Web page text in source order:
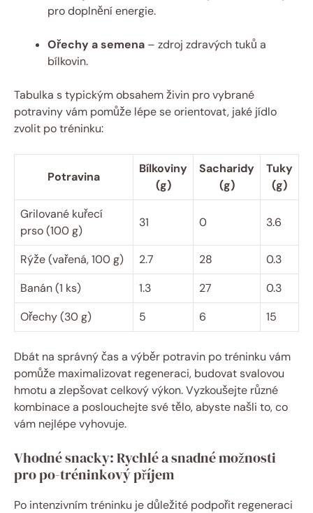
pro doplnění energie.
Ořechy a semena – zdroj zdravých tuků a
bílkovin.
Tabulka s typickým obsahem živin pro vybrané
potraviny vám pomůže lépe se orientovat, jaké jídlo
zvolit po tréninku:
Potravina
Bílkoviny
(g)
Sacharidy
(g)
Tuky
(g)
Grilované kuřecí
prso (100 g)
31 0 3.6
Rýže (vařená, 100 g) 2.7 28
0.3
Banán (1 ks)
1.3 27
0.3
Ořechy (30 g)
5 6 15
Dbát na správný čas a výběr potravin po tréninku vám
pomůže maximalizovat regeneraci, budovat svalovou
hmotu a zlepšovat celkový výkon. Vyzkoušejte různé
kombinace a poslouchejte své tělo, abyste našli to, co
vám nejlépe vyhovuje.
Vhodné snacky: Rychlé a snadné možnosti
pro po-tréninkový příjem
Po intenzivním tréninku je důležité podpořit regeneraci